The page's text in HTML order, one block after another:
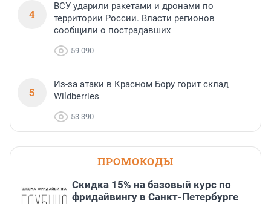
4
ВСУ ударили ракетами и дронами по
территории России. Власти регионов
сообщили о пострадавших
59 090
5
Из-за атаки в Красном Бору горит склад
Wildberries
53 390
ПРОМОКОДЫ
Скидка 15% на базовый курс по
фридайвингу в Санкт-Петербурге